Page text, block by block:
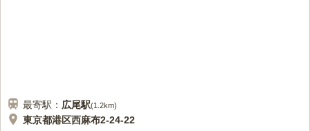
最寄駅： 広尾駅(1.2km)
東京都港区西麻布2-24-22